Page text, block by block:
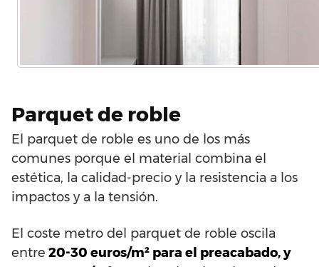
Parquet de roble
El parquet de roble es uno de los más
comunes porque el material combina el
estética, la calidad-precio y la resistencia a los
impactos y a la tensión.
El coste metro del parquet de roble oscila
entre 20-30 euros/m² para el preacabado, y